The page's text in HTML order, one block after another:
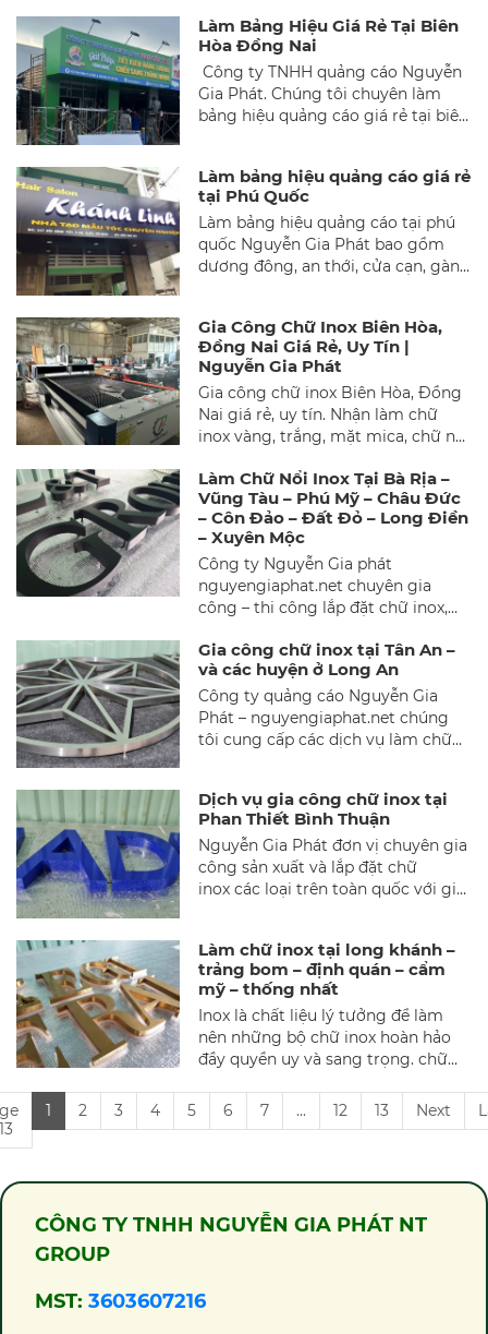
Làm Bảng Hiệu Giá Rẻ Tại Biên
Hòa Đồng Nai
Công ty TNHH quảng cáo Nguyễn
Gia Phát. Chúng tôi chuyên làm
bảng hiệu quảng cáo giá rẻ tại biên
hiệu quảng cáo trên địa bàn thành
phố biên hòa, long thành, nhơn
trạch, huyện trảng bom, huyện
vĩnh cửu, huyện thống nhất, huyện
định quán, huyện cẩm mỹ, huyện
Làm bảng hiệu quảng cáo giá rẻ
tại Phú Quốc
Làm bảng hiệu quảng cáo tại phú
quốc Nguyễn Gia Phát bao gồm
dương đông, an thới, cửa cạn, gành
nổi mica inox
Gia Công Chữ Inox Biên Hòa,
Đồng Nai Giá Rẻ, Uy Tín |
Nguyễn Gia Phát
Gia công chữ inox Biên Hòa, Đồng
Nai giá rẻ, uy tín. Nhận làm chữ
inox vàng, trắng, mặt mica, chữ nổi
nhanh, bảo hành rõ ràng. Gọi 0973
127 282!
Làm Chữ Nổi Inox Tại Bà Rịa –
Vũng Tàu – Phú Mỹ – Châu Đức
– Côn Đảo – Đất Đỏ – Long Điền
– Xuyên Mộc
Công ty Nguyễn Gia phát
nguyengiaphat.net chuyên gia
công – thi công lắp đặt chữ inox,
thành trên cả nước, với mẫu mx
thiết kế đa dạng bắt măt, chất liệu
inox 304 bền đẹp. Chúng tôi tập thể
công ty Nguyễn Gia Phát cam kết
sẽ làm tất cả để mang đến cho
Vũng Tàu bào gồm: thành phố bà
rịa – thành phố vũng tàu – phú mỹ
– châu đức – côn đảo – đất đỏ –
long điền – xuyên mộc
Gia công chữ inox tại Tân An –
và các huyện ở Long An
Công ty quảng cáo Nguyễn Gia
Phát – nguyengiaphat.net chúng
tôi cung cấp các dịch vụ làm chữ
Giuộc, Châu Thành, Đức Hòa, Đức
Huệ, Mộc Hoá, Tân Trụ, Thủ Thừa.
Dịch vụ gia công chữ inox tại
Phan Thiết Bình Thuận
Nguyễn Gia Phát đơn vị chuyên gia
công sản xuất và lắp đặt chữ
inox các loại trên toàn quốc với giá
những con người có kỹ năng
chuyên môn cao, chúng tôi muốn
mang đến cho quý vị những sản
phẩm tốt nhất.
Làm chữ inox tại long khánh –
trảng bom – định quán – cẩm
mỹ – thống nhất
Inox là chất liệu lý tưởng để làm
nên những bộ chữ inox hoàn hảo
đầy quyền uy và sang trọng. chữ
một doanh nghiệp. Không riêng gì
chữ quảng cáo inox mà tất cả cá
so sánh được.
1 2 3 4 5 6 7 ... 12 13 Next
CÔNG TY TNHH NGUYỄN GIA PHÁT NT
GROUP
MST: 3603607216